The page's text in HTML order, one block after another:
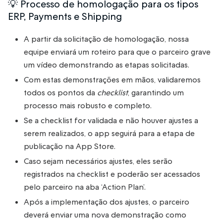
💡 Processo de homologação para os tipos
ERP, Payments e Shipping
A partir da solicitação de homologação, nossa
equipe enviará um roteiro para que o parceiro grave
um vídeo demonstrando as etapas solicitadas.
Com estas demonstrações em mãos, validaremos
todos os pontos da checklist, garantindo um
processo mais robusto e completo.
Se a checklist for validada e não houver ajustes a
serem realizados, o app seguirá para a etapa de
publicação na App Store.
Caso sejam necessários ajustes, eles serão
registrados na checklist e poderão ser acessados
pelo parceiro na aba ‘Action Plan’.
Após a implementação dos ajustes, o parceiro
deverá enviar uma nova demonstração como